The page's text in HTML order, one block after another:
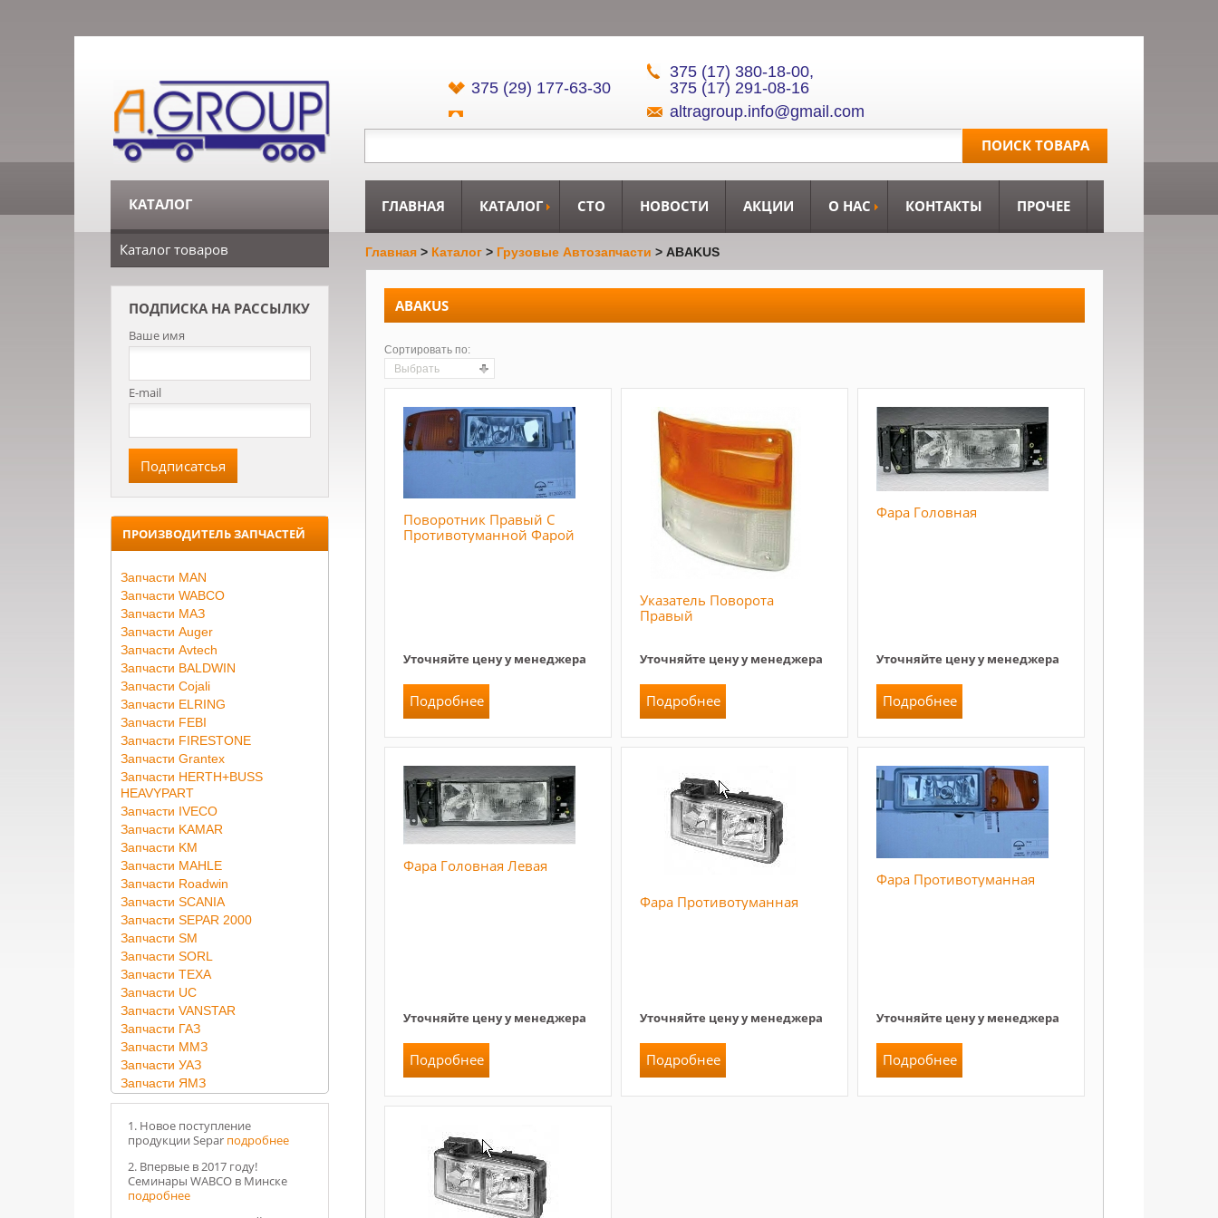
375 (29) 177-63-30
375 (17) 380-18-00,
375 (17) 291-08-16
altragroup.info@gmail.com
ГЛАВНАЯ КАТАЛОГ СТО НОВОСТИ АКЦИИ О НАС КОНТАКТЫ ПРОЧЕЕ
КАТАЛОГ
Каталог товаров
ПОДПИСКА НА РАССЫЛКУ
Ваше имя
E-mail
ПРОИЗВОДИТЕЛЬ ЗАПЧАСТЕЙ
Запчасти MAN
Запчасти WABCO
Запчасти МАЗ
Запчасти Auger
Запчасти Avtech
Запчасти BALDWIN
Запчасти Cojali
Запчасти ELRING
Запчасти FEBI
Запчасти FIRESTONE
Запчасти Grantex
Запчасти HERTH+BUSS
HEAVYPART
Запчасти IVECO
Запчасти KAMAR
Запчасти KM
Запчасти MAHLE
Запчасти Roadwin
Запчасти SCANIA
Запчасти SEPAR 2000
Запчасти SM
Запчасти SORL
Запчасти TEXA
Запчасти UC
Запчасти VANSTAR
Запчасти ГАЗ
Запчасти ММЗ
Запчасти УАЗ
Запчасти ЯМЗ
1. Новое поступление
продукции Separ подробнее
2. Впервые в 2017 году!
Семинары WABCO в Минске
подробнее
Главная > Каталог > Грузовые Автозапчасти > ABAKUS
ABAKUS
Сортировать по:
Выбрать
Поворотник Правый С
Противотуманной Фарой
Уточняйте цену у менеджера
Подробнее
Указатель Поворота
Правый
Уточняйте цену у менеджера
Подробнее
Фара Головная
Уточняйте цену у менеджера
Подробнее
Фара Головная Левая
Уточняйте цену у менеджера
Подробнее
Фара Противотуманная
Уточняйте цену у менеджера
Подробнее
Фара Противотуманная
Уточняйте цену у менеджера
Подробнее